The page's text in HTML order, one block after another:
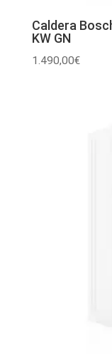
Caldera
KW GN
1.490,00€